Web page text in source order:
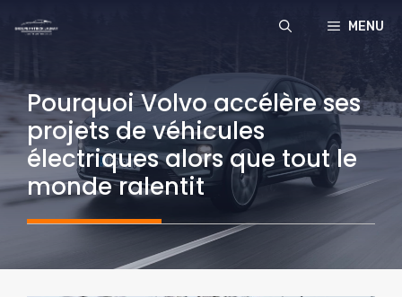
MENU
Pourquoi Volvo accélère ses
projets de véhicules
électriques alors que tout le
monde ralentit